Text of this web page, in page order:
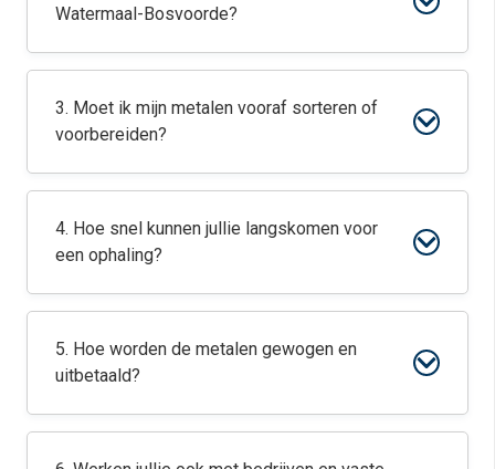
Watermaal-Bosvoorde?
3. Moet ik mijn metalen vooraf sorteren of
voorbereiden?
4. Hoe snel kunnen jullie langskomen voor
een ophaling?
5. Hoe worden de metalen gewogen en
uitbetaald?